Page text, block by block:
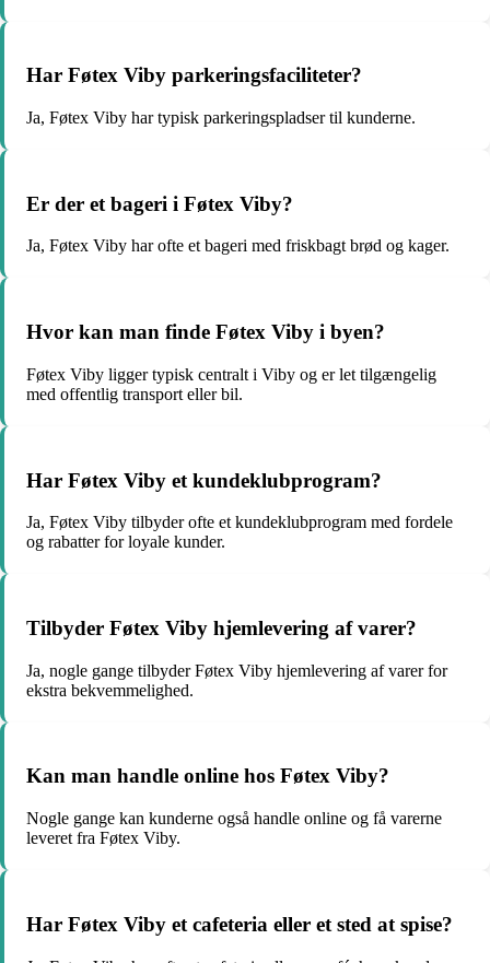
Har Føtex Viby parkeringsfaciliteter?
Ja, Føtex Viby har typisk parkeringspladser til kunderne.
Er der et bageri i Føtex Viby?
Ja, Føtex Viby har ofte et bageri med friskbagt brød og kager.
Hvor kan man finde Føtex Viby i byen?
Føtex Viby ligger typisk centralt i Viby og er let tilgængelig
med offentlig transport eller bil.
Har Føtex Viby et kundeklubprogram?
Ja, Føtex Viby tilbyder ofte et kundeklubprogram med fordele
og rabatter for loyale kunder.
Tilbyder Føtex Viby hjemlevering af varer?
Ja, nogle gange tilbyder Føtex Viby hjemlevering af varer for
ekstra bekvemmelighed.
Kan man handle online hos Føtex Viby?
Nogle gange kan kunderne også handle online og få varerne
leveret fra Føtex Viby.
Har Føtex Viby et cafeteria eller et sted at spise?